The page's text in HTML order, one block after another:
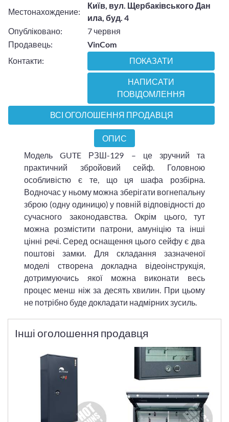
Местонахождение:
Київ, вул. Щербаківського Дан
ила, буд. 4
Опубліковано:
7 червня
Продавець:
VinCom
Контакти:
ПОКАЗАТИ
НАПИСАТИ
ПОВІДОМЛЕННЯ
ВСІ ОГОЛОШЕННЯ ПРОДАВЦЯ
ОПИС
Модель GUTE РЗШ-129 – це зручний та
практичний збройовий сейф. Головною
особливістю є те, що ця шафа розбірна.
Водночас у ньому можна зберігати вогнепальну
зброю (одну одиницю) у повній відповідності до
сучасного законодавства. Окрім цього, тут
можна розмістити патрони, амуніцію та інші
цінні речі. Серед оснащення цього сейфу є два
поштові замки. Для складання зазначеної
моделі створена докладна відеоінструкція,
дотримуючись якої можна виконати весь
процес менш ніж за десять хвилин. При цьому
не потрібно буде докладати надмірних зусиль.
Інші оголошення продавця